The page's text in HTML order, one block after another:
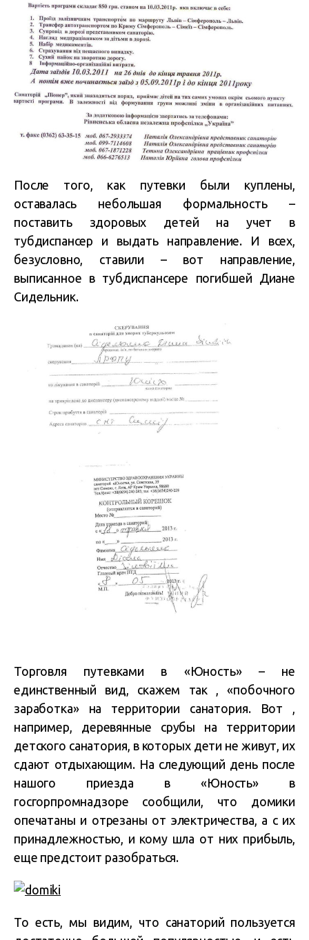
После того, как путевки были куплены,
оставалась небольшая формальность –
поставить здоровых детей на учет в
тубдиспансер и выдать направление. И всех,
безусловно, ставили – вот направление,
выписанное в тубдиспансере погибшей Диане
Сидельник.
Торговля путевками в «Юность» – не
единственный вид, скажем так , «побочного
заработка» на территории санатория. Вот ,
например, деревянные срубы на территории
детского санатория, в которых дети не живут, их
сдают отдыхающим. На следующий день после
нашого приезда в «Юность» в
госгорпромнадзоре сообщили, что домики
опечатаны и отрезаны от электричества, а с их
принадлежностью, и кому шла от них прибыль,
еще предстоит разобраться.
То есть, мы видим, что санаторий пользуется